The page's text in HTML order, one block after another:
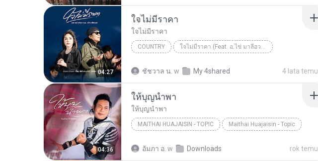
04:27
ใจไม่มีราคา
ใจไม่มีราคา
COUNTRY ใจไม่มีราคา (Feat. อ.ไข่ มาลีฮวนน่า) - Single
ชัชวาล น. w My 4shared 4 lata temu
04:36
ให้บุญนำพา
ให้บุญนำพา
MAITHAI HUAJAISIN - TOPIC Maithai Huajaisin - Topic
อัมภา อ. w Downloads rok temu